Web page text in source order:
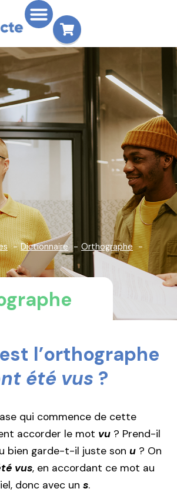
Dictionnaire
Orthographe
l’orthographe
été vus ?
qui commence de cette
accorder le mot vu ? Prend-il
bien garde-t-il juste son u ? On
vus, en accordant ce mot au
donc avec un s.